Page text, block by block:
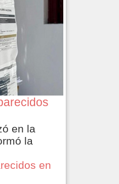
en la
la
en